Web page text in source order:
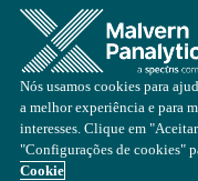
Nós usamos cookies para
a melhor experiência e para
interesses. Clique em
"Configurações de cookies"
Cookie